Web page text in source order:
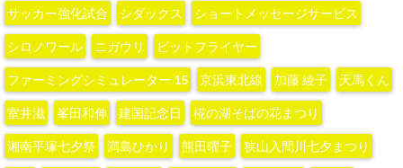
サッカー強化試合 シダックス ショートメッセージサービス
シロノワール ニガウリ ビットフライヤー
ファーミングシミュレーター 15 京浜東北線 加藤 綾子‬ 天馬くん
室井滋 峯田和伸 建国記念日 椛の湖そばの花まつり
湘南平塚七夕祭 満島ひかり 熊田曜子 狭山入間川七夕まつり